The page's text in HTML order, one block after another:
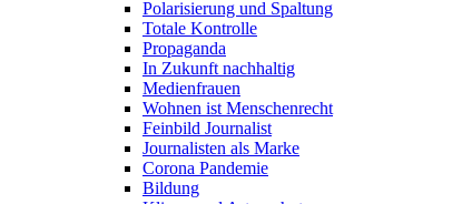
Polarisierung und Spaltung
Totale Kontrolle
Propaganda
In Zukunft nachhaltig
Medienfrauen
Wohnen ist Menschenrecht
Feinbild Journalist
Journalisten als Marke
Corona Pandemie
Bildung